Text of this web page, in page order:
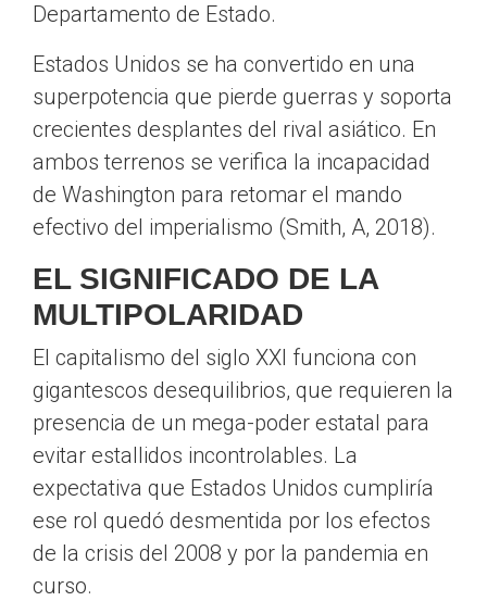
Departamento de Estado.
Estados Unidos se ha convertido en una
superpotencia que pierde guerras y soporta
crecientes desplantes del rival asiático. En
ambos terrenos se verifica la incapacidad
de Washington para retomar el mando
efectivo del imperialismo (Smith, A, 2018).
EL SIGNIFICADO DE LA
MULTIPOLARIDAD
El capitalismo del siglo XXI funciona con
gigantescos desequilibrios, que requieren la
presencia de un mega-poder estatal para
evitar estallidos incontrolables. La
expectativa que Estados Unidos cumpliría
ese rol quedó desmentida por los efectos
de la crisis del 2008 y por la pandemia en
curso.